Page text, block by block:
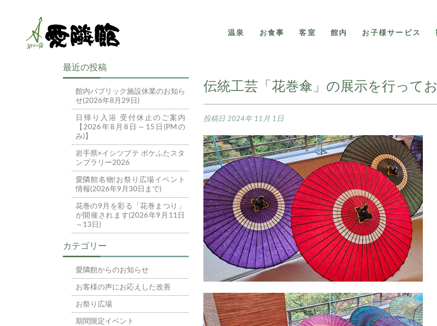
温泉 お食事 客室 館内 お子様サービス
最近の投稿
館内パブリック施設休業のお知ら
せ(2026年8月29日)
日帰り入浴 受付休止のご案内
【2026年8月8日～15日(PMの
み)】
岩手県×イシツブテ ポケふたスタ
ンプラリー2026
愛隣館名物!お祭り広場イベント
情報(2026年9月30日まで)
花巻の9月を彩る「花巻まつり」
が開催されます(2026年9月11日
～13日)
カテゴリー
愛隣館からのお知らせ
お客様の声にお応えした改善
お祭り広場
期間限定イベント
伝統工芸「花巻傘」の展示を行って
投稿日 2024年 11月 1日